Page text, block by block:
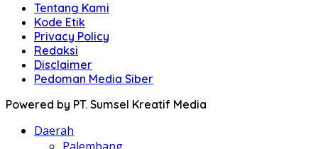
Tentang Kami
Kode Etik
Privacy Policy
Redaksi
Disclaimer
Pedoman Media Siber
Powered by PT. Sumsel Kreatif Media
Daerah